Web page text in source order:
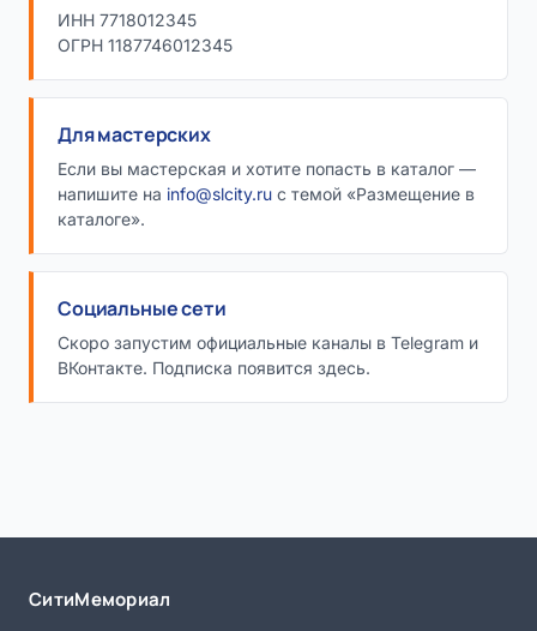
ИНН 7718012345
ОГРН 1187746012345
Для мастерских
Если вы мастерская и хотите попасть в каталог —
напишите на info@slcity.ru с темой «Размещение в
каталоге».
Социальные сети
Скоро запустим официальные каналы в Telegram и
ВКонтакте. Подписка появится здесь.
СитиМемориал